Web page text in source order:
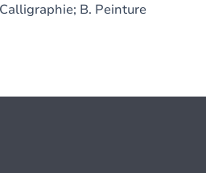
B. Peinture